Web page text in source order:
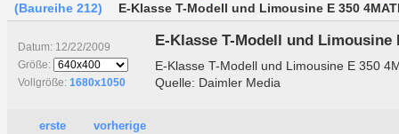
(Baureihe 212)
E-Klasse T-Modell und Limousine E 350
Datum: 12/22/2009
Größe:
Vollgröße: 1680x1050
E-Klasse T-Modell und Limousine
E-Klasse T-Modell und Limousine E 350
Quelle: Daimler Media
erste vorherige